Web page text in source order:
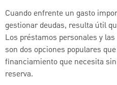
Cuando enfrente un gasto
gestionar deudas, resulta útil
Los préstamos personales y
son dos opciones populares
financiamiento que necesita
reserva.